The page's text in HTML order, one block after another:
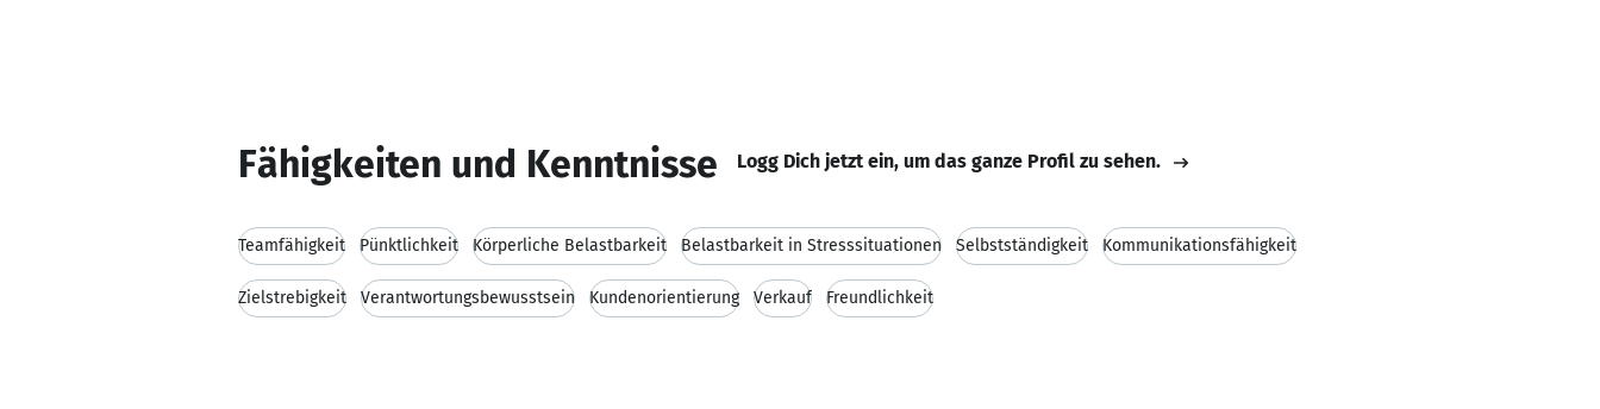
Fähigkeiten und Kenntnisse Logg Dich jetzt ein, um das ganze Profil zu sehen.
Teamfähigkeit Pünktlichkeit Körperliche Belastbarkeit Belastbarkeit in Stresssituationen Selbstständigkeit Kommunikationsfähigkeit
Zielstrebigkeit Verantwortungsbewusstsein Kundenorientierung Verkauf Freundlichkeit